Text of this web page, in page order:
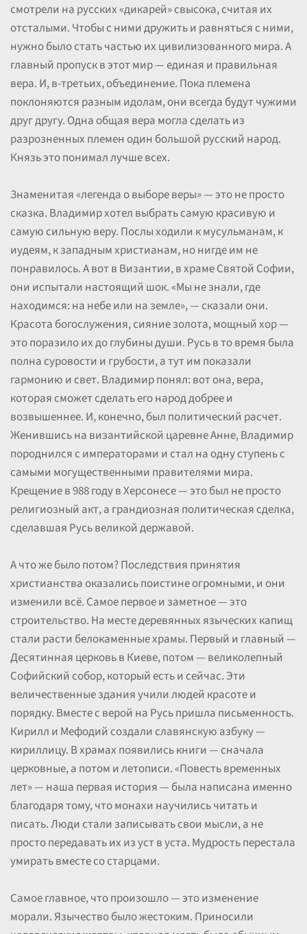
смотрели на русских «дикарей» свысока, считая их
отсталыми. Чтобы с ними дружить и равняться с ними,
нужно было стать частью их цивилизованного мира. А
главный пропуск в этот мир — единая и правильная
вера. И, в-третьих, объединение. Пока племена
поклоняются разным идолам, они всегда будут чужими
друг другу. Одна общая вера могла сделать из
разрозненных племен один большой русский народ.
Князь это понимал лучше всех.
Знаменитая «легенда о выборе веры» — это не просто
сказка. Владимир хотел выбрать самую красивую и
самую сильную веру. Послы ходили к мусульманам, к
иудеям, к западным христианам, но нигде им не
понравилось. А вот в Византии, в храме Святой Софии,
они испытали настоящий шок. «Мы не знали, где
находимся: на небе или на земле», — сказали они.
Красота богослужения, сияние золота, мощный хор —
это поразило их до глубины души. Русь в то время была
полна суровости и грубости, а тут им показали
гармонию и свет. Владимир понял: вот она, вера,
которая сможет сделать его народ добрее и
возвышеннее. И, конечно, был политический расчет.
Женившись на византийской царевне Анне, Владимир
породнился с императорами и стал на одну ступень с
самыми могущественными правителями мира.
Крещение в 988 году в Херсонесе — это был не просто
религиозный акт, а грандиозная политическая сделка,
сделавшая Русь великой державой.
А что же было потом? Последствия принятия
христианства оказались поистине огромными, и они
изменили всё. Самое первое и заметное — это
строительство. На месте деревянных языческих капищ
стали расти белокаменные храмы. Первый и главный —
Десятинная церковь в Киеве, потом — великолепный
Софийский собор, который есть и сейчас. Эти
величественные здания учили людей красоте и
порядку. Вместе с верой на Русь пришла письменность.
Кирилл и Мефодий создали славянскую азбуку —
кириллицу. В храмах появились книги — сначала
церковные, а потом и летописи. «Повесть временных
лет» — наша первая история — была написана именно
благодаря тому, что монахи научились читать и
писать. Люди стали записывать свои мысли, а не
просто передавать их из уст в уста. Мудрость перестала
умирать вместе со старцами.
Самое главное, что произошло — это изменение
морали. Язычество было жестоким. Приносили